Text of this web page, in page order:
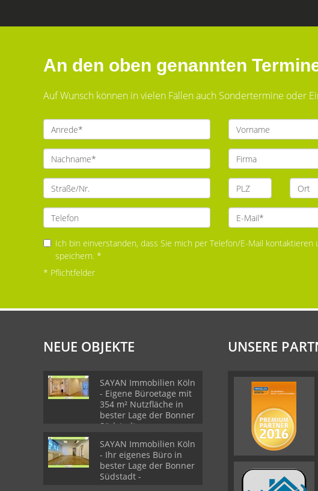
An den oben genannten
Auf Wunsch können in vielen Fällen auch Sondertermine oder
Ich bin einverstanden, dass Sie mich per Telefon/E-Mail kontaktieren
speichern. *
* Pflichtfelder
NEUE OBJEKTE
SAYAN Immobilien Köln
- Eigene Büroetage mit
354 m² Nutzfläche in
bester Lage der Bonner
Südstadt -
SAYAN Immobilien Köln
- Ihr eigenes Büro in
bester Lage der Bonner
Südstadt -
UNSERE